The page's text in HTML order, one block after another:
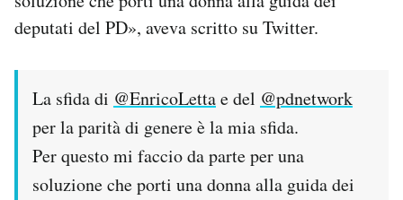
deputati del PD», aveva scritto su Twitter.
La sfida di @EnricoLettae del @pdnetwork
per la parità di genere è la mia sfida.
Per questo mi faccio da parte per una
soluzione che porti una donna alla guida dei